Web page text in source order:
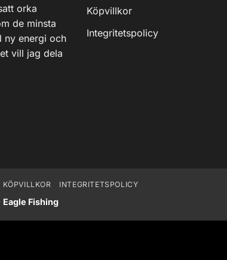
orka
de minsta
ny energi och
vill jag dela
Köpvillkor
Integritetspolicy
KÖPVILLKOR INTEGRITETSPOLICY
Eagle Fishing